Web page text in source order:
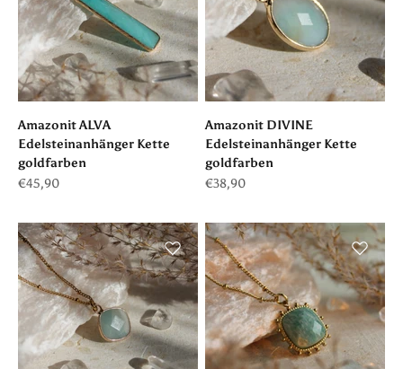
Amazonit ALVA
Edelsteinanhänger Kette
goldfarben
Angebot
€45,90
Amazonit DIVINE
Edelsteinanhänger Kette
goldfarben
Angebot
€38,90